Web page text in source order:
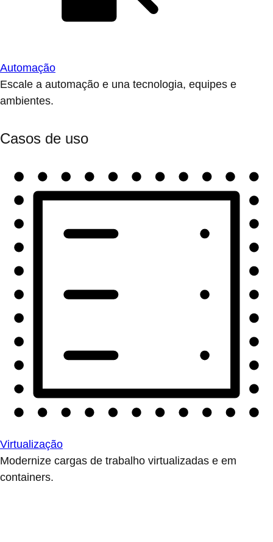
Automação
Escale a automação e una tecnologia, equipes e
ambientes.
Casos de uso
Virtualização
Modernize cargas de trabalho virtualizadas e em
containers.